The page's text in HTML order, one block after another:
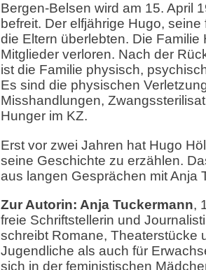
Bergen-Belsen wird am 15. April
befreit. Der elfjährige Hugo,
die Eltern überlebten. Die Familie
Mitglieder verloren. Nach der
ist die Familie physisch,
Es sind die physischen
Misshandlungen,
Hunger im KZ.
Erst vor zwei Jahren hat Hugo
seine Geschichte zu erzählen.
aus langen Gesprächen mit Anja
Zur Autorin: Anja Tuckermann,
freie Schriftstellerin und
schreibt Romane, Theaterstücke
Jugendliche als auch für
sich in der feministischen